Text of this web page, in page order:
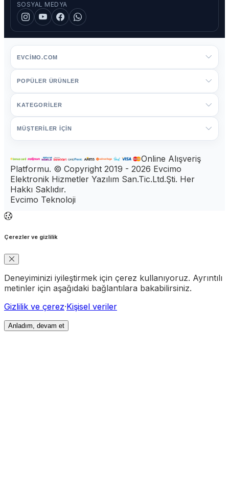
SOSYAL MEDYA
EVCIMO.COM
POPÜLER ÜRÜNLER
KATEGORİLER
MÜŞTERİLER İÇİN
Online Alışveriş
Platformu. © Copyright 2019 - 2026 Evcimo
Elektronik Hizmetler Yazılım San.Tic.Ltd.Şti. Her
Hakkı Saklıdır.
Evcimo Teknoloji
Çerezler ve gizlilik
Deneyiminizi iyileştirmek için çerez kullanıyoruz. Ayrıntılı
metinler için aşağıdaki bağlantılara bakabilirsiniz.
Gizlilik ve çerez·Kişisel veriler
Anladım, devam et